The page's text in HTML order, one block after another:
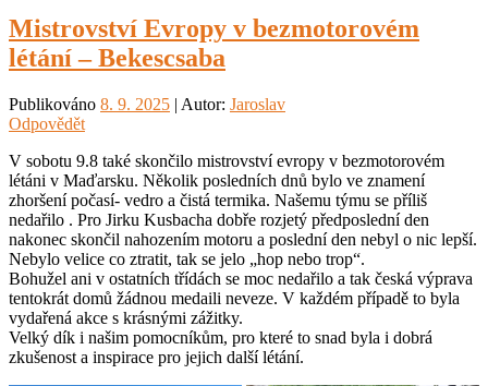
Mistrovství Evropy v bezmotorovém
létání – Bekescsaba
Publikováno 8. 9. 2025 | Autor: Jaroslav
Odpovědět
V sobotu 9.8 také skončilo mistrovství evropy v bezmotorovém
létáni v Maďarsku. Několik posledních dnů bylo ve znamení
zhoršení počasí- vedro a čistá termika. Našemu týmu se příliš
nedařilo . Pro Jirku Kusbacha dobře rozjetý předposlední den
nakonec skončil nahozením motoru a poslední den nebyl o nic lepší.
Nebylo velice co ztratit, tak se jelo „hop nebo trop“.
Bohužel ani v ostatních třídách se moc nedařilo a tak česká výprava
tentokrát domů žádnou medaili neveze. V každém případě to byla
vydařená akce s krásnými zážitky.
Velký dík i našim pomocníkům, pro které to snad byla i dobrá
zkušenost a inspirace pro jejich další létání.